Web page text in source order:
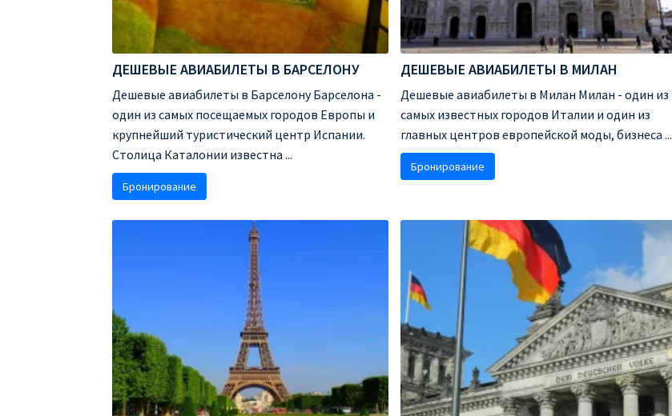
ДЕШЕВЫЕ АВИАБИЛЕТЫ В БАРСЕЛОНУ
Дешевые авиабилеты в Барселону Барселона -
один из самых посещаемых городов Европы и
крупнейший туристический центр Испании.
Столица Каталонии известна ...
Бронирование
ДЕШЕВЫЕ АВИАБИЛЕТЫ В МИЛАН
Дешевые авиабилеты в Милан Милан - один из
самых известных городов Италии и один из
главных центров европейской моды, бизнеса ...
Бронирование